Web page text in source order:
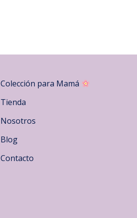
Colección para Mamá
Tienda
Nosotros
Blog
Contacto